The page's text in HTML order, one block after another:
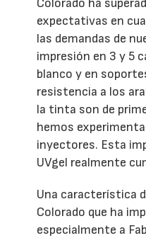
Colorado ha
expectativas en
las demandas de
impresión en 3 y 5
blanco y en
resistencia a los
la tinta son de
hemos
inyectores. Esta
UVgel realmente
Una característica
Colorado que ha
especialmente a